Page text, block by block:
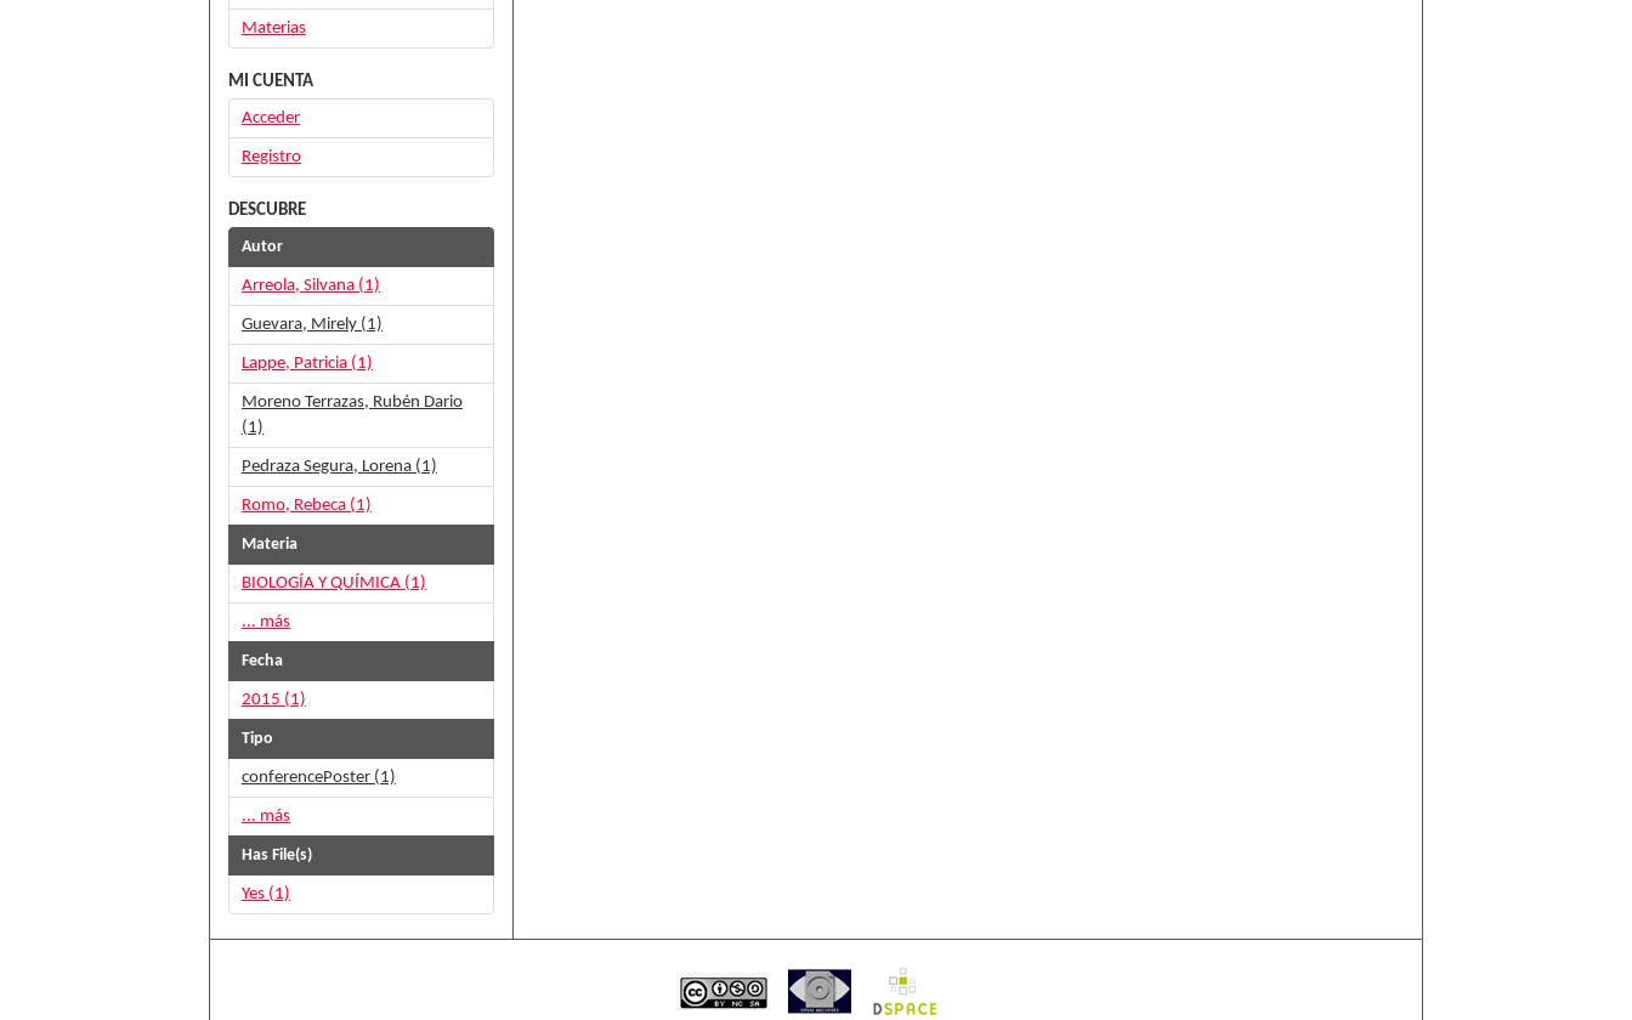
Materias
MI CUENTA
Acceder
Registro
DESCUBRE
Autor
Arreola, Silvana (1)
Guevara, Mirely (1)
Lappe, Patricia (1)
Moreno Terrazas, Rubén Dario
(1)
Pedraza Segura, Lorena (1)
Romo, Rebeca (1)
Materia
BIOLOGÍA Y QUÍMICA (1)
... más
Fecha
2015 (1)
Tipo
conferencePoster (1)
... más
Has File(s)
Yes (1)